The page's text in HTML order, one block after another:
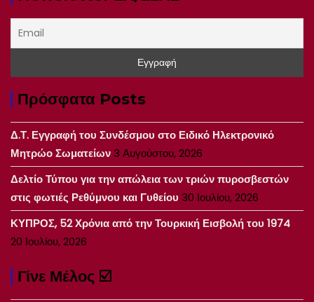
Πρόσφατα Posts
Δ.Τ. Εγγραφή του Συνδέσμου στο Ειδικό Ηλεκτρονικό
Μητρώο Σωματείων3 Αυγούστου, 2026
Δελτίο Τύπου για την απώλεια των τριών πυροσβεστών
στις φωτιές Ρεθύμνου και Γυθείου 30 Ιουλίου, 2026
ΚΥΠΡΟΣ, 52 Χρόνια από την Τουρκική Εισβολή του 1974
20 Ιουλίου, 2026
Γίνε Μέλος ☑️